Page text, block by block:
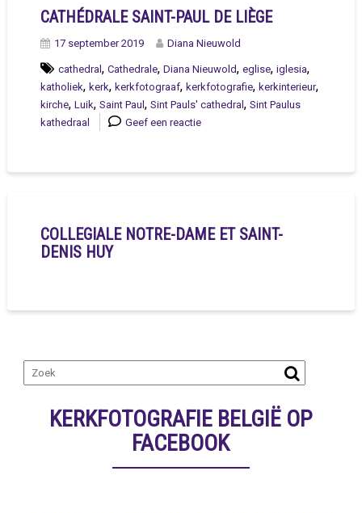
CATHÉDRALE SAINT-PAUL DE LIÈGE
17 september 2019 Diana Nieuwold
cathedral , Cathedrale, Diana Nieuwold, eglise, iglesia,
katholiek, kerk, kerkfotograaf, kerkfotografie, kerkinterieur,
kirche, Luik, Saint Paul , Sint Pauls' cathedral , Sint Paulus
kathedraal
Geef een reactie
COLLEGIALE NOTRE-DAME ET SAINT-
DENIS HUY
KERKFOTOGRAFIE BELGIË OP
FACEBOOK